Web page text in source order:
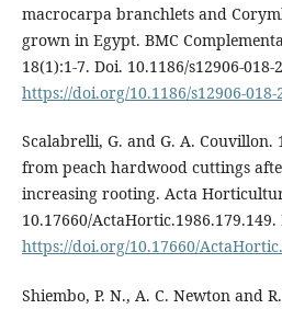
macrocarpa branchlets and
grown in Egypt. BMC
18(1):1-7. Doi. 10.1186/s12906-018-
https://doi.org/10.1186/s12906-018-
Scalabrelli, G. and G. A. Couvillon.
from peach hardwood cuttings
increasing rooting. Acta
10.17660/ActaHortic.1986.179.149.
https://doi.org/10.17660/
Shiembo, P. N., A. C. Newton and